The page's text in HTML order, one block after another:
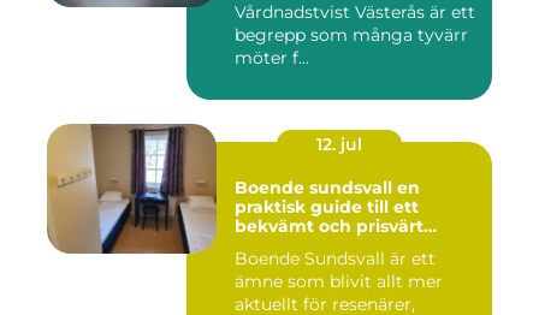
Vårdnadstvist Västerås är ett
begrepp som många tyvärr
möter f...
12. jul
Boende sundsvall en
praktisk guide till ett
bekvämt och prisvärt
Boende Sundsvall är ett
ämne som blivit allt mer
aktuellt för resenärer,